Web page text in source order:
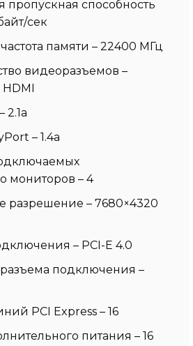
пропускная способность
сек
памяти – 22400 МГц
видеоразъемов –
2.1a
– 1.4a
мониторов – 4
разрешение – 7680×4320
– PCI-E 4.0
подключения –
PCI Express – 16
питания – 16